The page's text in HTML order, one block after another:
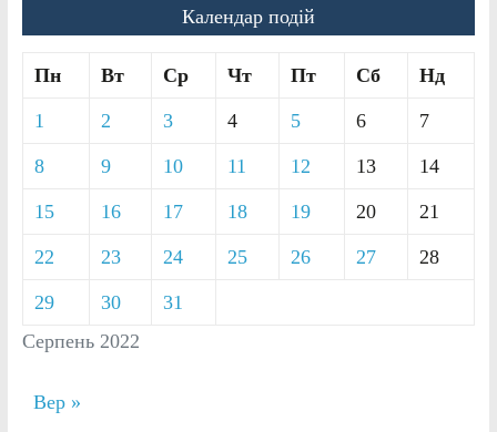
Календар подій
Серпень 2022
Пн Вт Ср Чт Пт Сб Нд
1 2 3 4 5 6 7
8 9 10 11 12 13 14
15 16 17 18 19 20 21
22 23 24 25 26 27 28
29 30 31
Вер »